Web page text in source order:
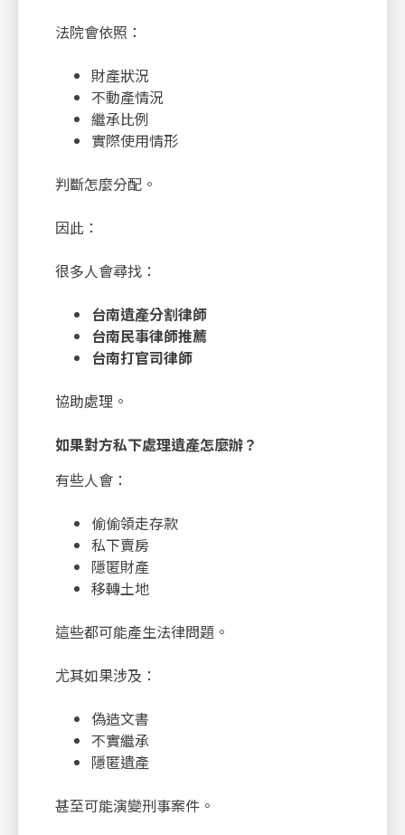
法院會依照：
財產狀況
不動產情況
繼承比例
實際使用情形
判斷怎麼分配。
因此：
很多人會尋找：
台南遺產分割律師
台南民事律師推薦
台南打官司律師
協助處理。
如果對方私下處理遺產怎麼辦？
有些人會：
偷偷領走存款
私下賣房
隱匿財產
移轉土地
這些都可能產生法律問題。
尤其如果涉及：
偽造文書
不實繼承
隱匿遺產
甚至可能演變刑事案件。